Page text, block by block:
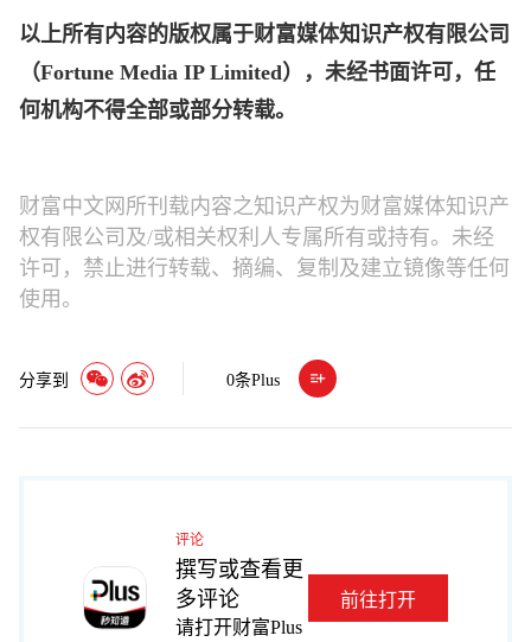
以上所有内容的版权属于财富媒体知识产权有限公司
（Fortune Media IP Limited），未经书面许可，任
何机构不得全部或部分转载。
财富中文网所刊载内容之知识产权为财富媒体知识产
权有限公司及/或相关权利人专属所有或持有。未经
许可，禁止进行转载、摘编、复制及建立镜像等任何
使用。
分享到 0条Plus
评论
撰写或查看更
多评论
请打开财富Plus
前往打开